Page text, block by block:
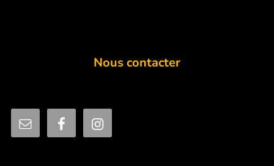
Nous contacter